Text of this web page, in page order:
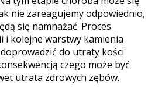
nie zareagujemy odpowiednio,
się namnażać. Proces
i kolejne warstwy kamienia
do utraty kości
czego może być
utrata zdrowych zębów.